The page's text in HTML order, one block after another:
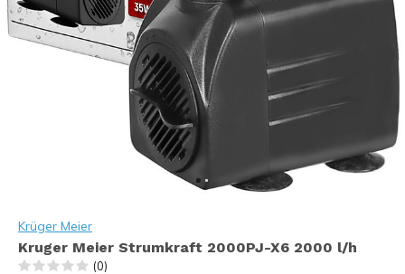
Krüger Meier
Kruger Meier Strumkraft 2000PJ-X6 2000 l/h
(0)